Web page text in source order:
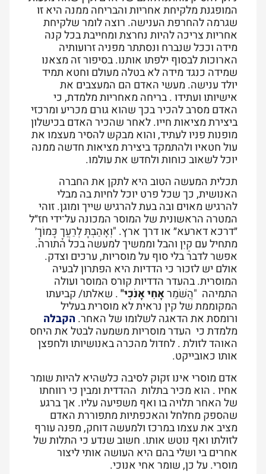
המופגנת מלקיחת אחריות והבריחה ממנה היא זו
שגרמה להחרפת הענישה. רוצה לומר שלקיחת
אחריות צריכה להיות נחרצת ומחייבת בכל קנה
מידה וככל שנברח ונסתתר מפניה זרועותיה
הארוכות לבסוף ילפתו אותנו. בסיפור זה מצאנו
שמידה כנגד מידה לא בטלה מעולם וחטא תמיד
יולד ענישה. מעשי האדם הם המעצבים את
אישיותו ועתידו.בריחה מאחריות מלמדת, כי
האדם מסרב להכיר בכך שהוא גורם מכריע ומרכזי
ביצירת מציאות חייו. לאחר שהכיר האדם בכישלון
מופנות פניו לעתיד, והוא מבקש להסיר מעצמו את
עול חטאיו ולהתמקד ביצירת מציאות חדשה ממנה
יוכל לשאוב כוחות ולחדש את עולמו.
תכלית המעשה הטוב היא לתקן את החברה
האנושית, כך שכל פרט יוכל לחיות בה מבלי
להרגיש מאוים ובה בעת להרגיש שייך ומוגן. זוהי
המטרה הראשונית של המוסר המכונה על־ידי חז״ל
״דרכא דארעא״ או דרך ארץ. "וְאָהַבְתָּ לְרֵעֲךָ כָּמוֹךָ׳
מתחיל עם קַיִן והבל וממשיך למעשה בכל התורה.
אפשר לדבר בלי סוף על מוסריות, ערכים וצדק.
אולם יש לזכור כי הדדיות היא הפתרון לבעיה
המוסרית. בהעדר הדדיות קורס המוסר ועולה
התמיהה "הֲשֹׁמֵראָחִי אָנֹכִי". שאלתו/ קביעתו
המקוממת של קין נראית לא מוסרית בעליל
ורומסת את הדאגה לשלומו של האחר. הקבלה
מלמדת כי העדר מוסריות משמעה לבטל את היחס
האוהד לזולת . לחדול מהכרה באנושיותו ולחפצן
אותו כאובייקט.
אדם מוסרי אינו זקוק לסיבה כלשהיא להיות שומר
אחיו . הוא מכיר בתלות ההדדית ומבין כי רווחתו
של האחר תלויה בו ואף משפיעה עליו. אך ברגע
שהספק מחלחל והאכפתיות מתפוררת האדם
מציב את עצמו במרכז ולמעשה דוחק, מפנה עורף
לזולתו ואף נוטש אותו. חשוב שנדע כי התלות של
אחרים בי ושלי בהם היא העושה אותי ליצור
מוסרי. על כן, שומר אחי אנוכי.